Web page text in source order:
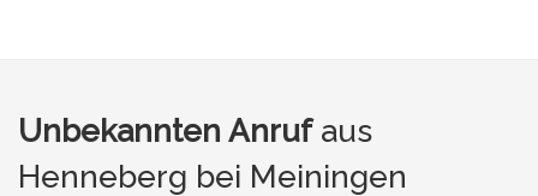
Unbekannten Anrufaus
Henneberg bei Meiningen